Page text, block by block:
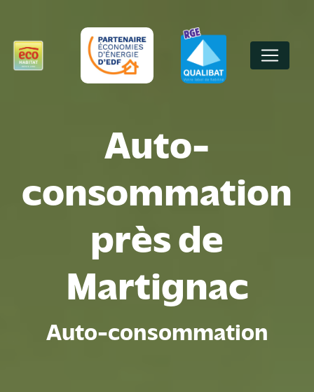
Auto-
consommation
près de
Martignac
Auto-consommation